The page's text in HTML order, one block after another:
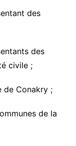
des
des
civile ;
de Conakry ;
de la